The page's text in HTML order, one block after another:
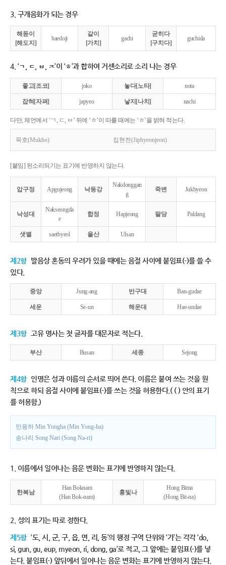
3. 구개음화가 되는 경우
해돋이
[해도지]
haedoji
같이
[가치]
gachi
굳히다
[구치다]
guchida
4. ‘ㄱ, ㄷ, ㅂ, ㅈ’이 ‘ㅎ’과 합하여 거센소리로 소리 나는 경우
좋고[조코] joko 놓다[노타] nota
잡혀[자펴] japyeo 낳지[나치] nachi
다만, 체언에서 ‘ㄱ, ㄷ, ㅂ’ 뒤에 ‘ㅎ’이 따를 때에는 ‘ㅎ’을 밝혀 적는다.
묵호(Mukho) 집현전(Jiphyeonjeon)
[붙임] 된소리되기는 표기에 반영하지 않는다.
압구정 Apgujeong 낙동강
Nakdonggan
g
죽변 Jukbyeon
낙성대
Nakseongda
e
합정 Hapjeong 팔당 Paldang
샛별 saetbyeol 울산 Ulsan
제2항 발음상 혼동의 우려가 있을 때에는 음절 사이에 붙임표(-)를 쓸 수
있다.
중앙 Jung-ang 반구대 Ban-gudae
세운 Se-un 해운대 Hae-undae
제3항 고유 명사는 첫 글자를 대문자로 적는다.
부산 Busan 세종 Sejong
제4항 인명은 성과 이름의 순서로 띄어 쓴다. 이름은 붙여 쓰는 것을 원
칙으로 하되 음절 사이에 붙임표(-)를 쓰는 것을 허용한다.( ( ) 안의 표기
를 허용함.)
민용하 Min Yongha (Min Yong-ha)
송나리 Song Nari (Song Na-ri)
1. 이름에서 일어나는 음운 변화는 표기에 반영하지 않는다.
한복남
Han Boknam
(Han Bok-nam)
홍빛나
Hong Bitna
(Hong Bit-na)
2. 성의 표기는 따로 정한다.
제5항 ‘도, 시, 군, 구, 읍, 면, 리, 동’의 행정 구역 단위와 ‘가’는 각각 ‘do,
si, gun, gu, eup, myeon, ri, dong, ga’로 적고, 그 앞에는 붙임표(-)를 넣
는다. 붙임표(-) 앞뒤에서 일어나는 음운 변화는 표기에 반영하지 않는다.